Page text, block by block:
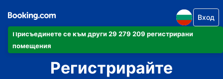
Присъединете се към други 29 279 209 регистрирани
помещения
Вход
Регистрирайте
своя апартамент
своя хотел